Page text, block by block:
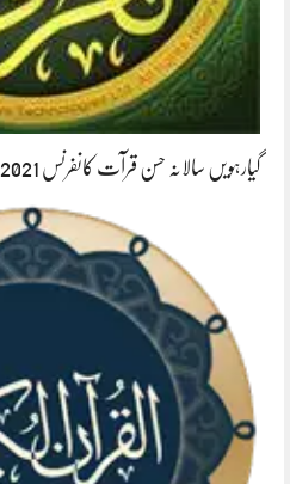
گیارہویں سالانہ حسن قرآت کانفرنس 2021-12-11